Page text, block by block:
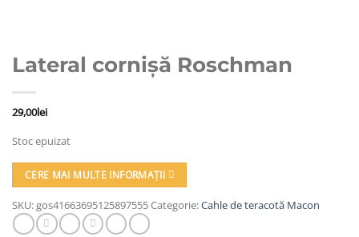
Lateral cornișă Roschman
29,00lei
Stoc epuizat
CERE MAI MULTE INFORMAȚII
SKU:gos41663695125897555Categorie:Cahle de teracotă Macon